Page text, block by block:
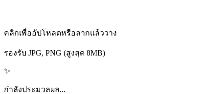
คลิกเพื่ออัปโหลดหรือลากแล้ววาง
รองรับ JPG, PNG (สูงสุด 8MB)
✨
กำลังประมวลผล...